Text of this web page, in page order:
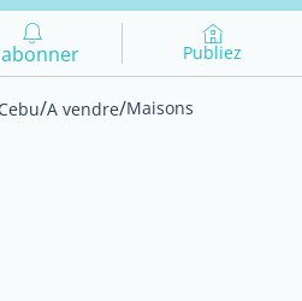
Publiez
Cebu/A vendre/Maisons